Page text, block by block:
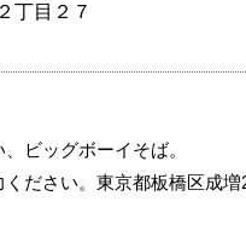
丁目２７
ビッグボーイそば。
ださい。東京都板橋区成増